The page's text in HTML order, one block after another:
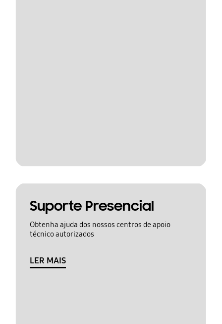
Suporte Presencial
Obtenha ajuda dos nossos centros de apoio
técnico autorizados
LER MAIS